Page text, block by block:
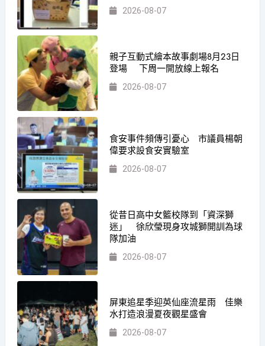
2026-08-07
親子互動式繪本故事劇場8月23日
登場 下周一開放線上報名
2026-08-07
食安事件頻傳引憂心 市議員楊朝
偉要求設食安實驗室
2026-08-07
從昔日高中女籃校隊到「資深獅
迷」 徐欣瑩現身攻城獅開訓為球
隊加油
2026-08-07
屏東追星季迎英仙座流星雨 佳樂
水打造浪漫夏夜觀星盛會
2026-08-07